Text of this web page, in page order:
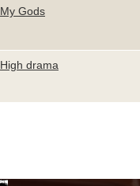
My Gods
High drama